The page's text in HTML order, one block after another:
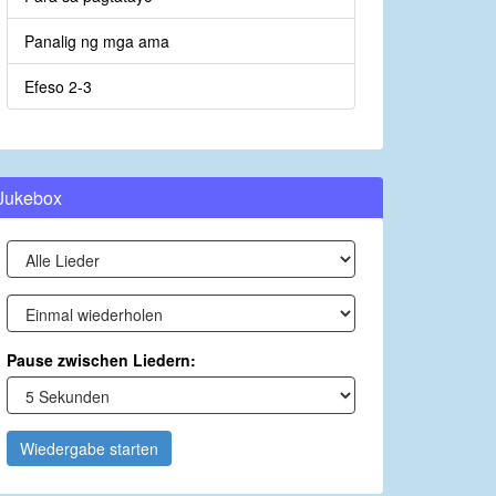
Panalig ng mga ama
Efeso 2-3
Pause zwischen Liedern:
Wiedergabe starten